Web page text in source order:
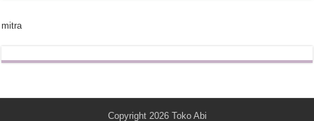
mitra
Copyright 2026 Toko Abi